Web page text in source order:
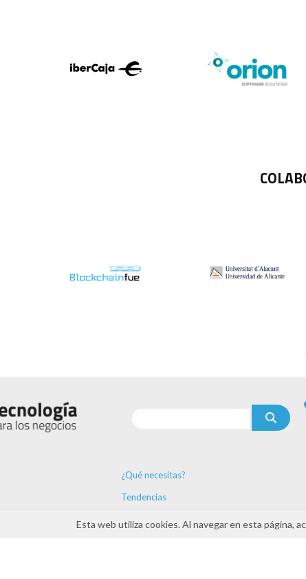
¿Qué necesitas?
Tendencias
Formación
Esta web utiliza cookies. Al navegar en esta página,